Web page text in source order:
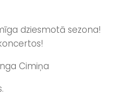
dziesmotā sezona!
Cimiņa